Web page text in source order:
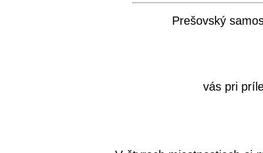
Prešovský
vás pri